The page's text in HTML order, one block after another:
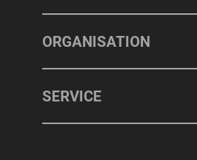
ORGANISATION
SERVICE